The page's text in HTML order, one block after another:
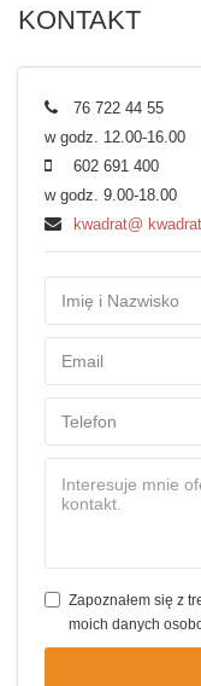
KONTAKT
76 722 44 55
w godz. 12.00-16.00
602 691 400
w godz. 9.00-18.00
kwadrat@
Zapoznałem się z
moich danych